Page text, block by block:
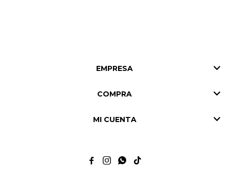
EMPRESA
COMPRA
MI CUENTA
   